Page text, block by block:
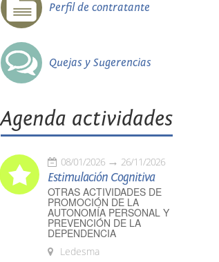
Perfil de contratante
Quejas y Sugerencias
Agenda actividades
08/01/2026 26/11/2026
Estimulación Cognitiva
OTRAS ACTIVIDADES DE
PROMOCIÓN DE LA
AUTONOMÍA PERSONAL Y
PREVENCIÓN DE LA
DEPENDENCIA
Ledesma